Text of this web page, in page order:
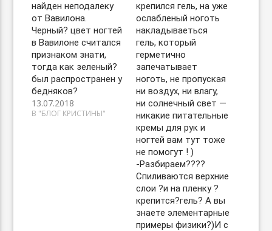
найден неподалеку
от Вавилона.
Черный? цвет ногтей
в Вавилоне считался
признаком знати,
тогда как зеленый?
был распространен у
бедняков?
13.07.2018
В "БЛОГ КРИСТИНЫ"
крепился гель, на уже
ослабленый ноготь
накладываеться
гель, который
герметично
запечатывает
ноготь, не пропуская
ни воздух, ни влагу,
ни солнечный свет —
никакие питательные
кремы для рук и
ногтей вам тут тоже
не помогут ! )
-Разбираем??‍??
Спиливаются верхние
слои ?и на пленку ?
крепится?гель? А вы
знаете элементарные
примеры физики?)И с